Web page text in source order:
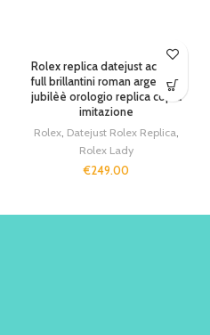
Rolex replica datejust acciaio
full brillantini roman argentèè
jubilèè orologio replica copia
imitazione
Rolex, Datejust Rolex Replica
Rolex Lady
€249.00